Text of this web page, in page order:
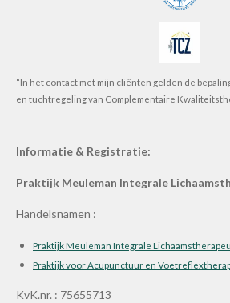
“In het contact met mijn cliënten gelden de
en tuchtregeling van Complementaire
Informatie & Registratie:
Praktijk Meuleman Integrale
Handelsnamen :
Praktijk Meuleman Integrale
Praktijk voor Acupunctuur en
KvK.nr. : 75655713